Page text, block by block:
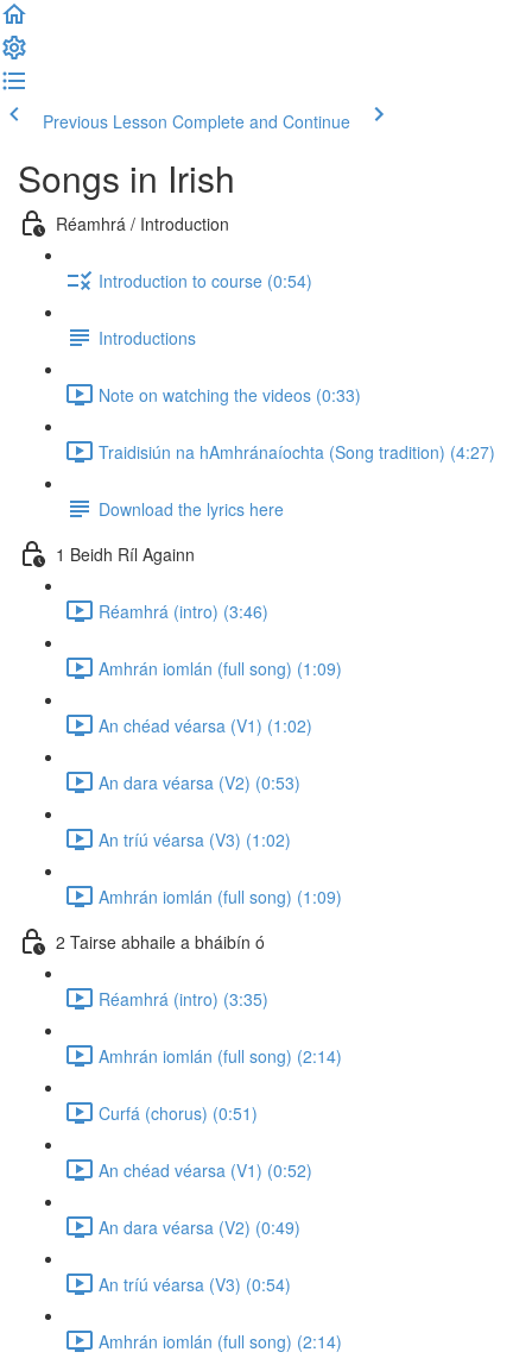
Previous Lesson Complete and Continue
Songs in Irish
Réamhrá / Introduction
Introduction to course (0:54)
Introductions
Note on watching the videos (0:33)
Traidisiún na hAmhránaíochta (Song tradition) (4:27)
Download the lyrics here
1 Beidh Ríl Againn
Réamhrá (intro) (3:46)
Amhrán iomlán (full song) (1:09)
An chéad véarsa (V1) (1:02)
An dara véarsa (V2) (0:53)
An tríú véarsa (V3) (1:02)
Amhrán iomlán (full song) (1:09)
2 Tairse abhaile a bháibín ó
Réamhrá (intro) (3:35)
Amhrán iomlán (full song) (2:14)
Curfá (chorus) (0:51)
An chéad véarsa (V1) (0:52)
An dara véarsa (V2) (0:49)
An tríú véarsa (V3) (0:54)
Amhrán iomlán (full song) (2:14)